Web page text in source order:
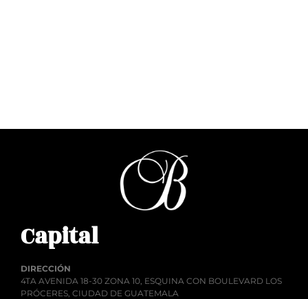
Capital
DIRECCIÓN
4TA AVENIDA 18-30 ZONA 10, ESQUINA CON BOULEVARD LOS
PRÓCERES, CIUDAD DE GUATEMALA